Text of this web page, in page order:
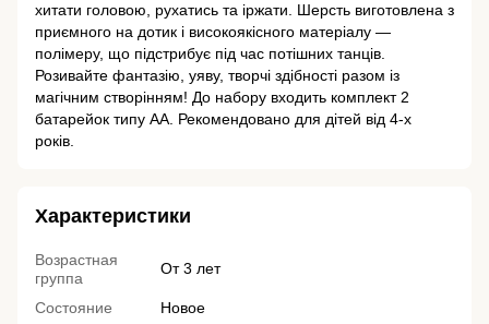
хитати головою, рухатись та іржати. Шерсть виготовлена з
приємного на дотик і високоякісного матеріалу —
полімеру, що підстрибує під час потішних танців.
Розивайте фантазію, уяву, творчі здібності разом із
магічним створінням! До набору входить комплект 2
батарейок типу АА. Рекомендовано для дітей від 4-х
років.
Характеристики
Возрастная
группа
От 3 лет
Состояние Новое